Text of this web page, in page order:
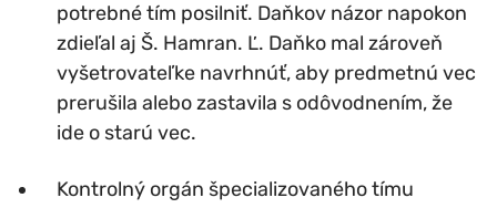
potrebné tím posilniť. Daňkov názor napokon
zdieľal aj Š. Hamran. Ľ. Daňko mal zároveň
vyšetrovateľke navrhnúť, aby predmetnú vec
prerušila alebo zastavila s odôvodnením, že
ide o starú vec.
Kontrolný orgán špecializovaného tímu